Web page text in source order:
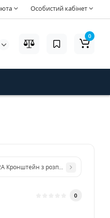
Особистий кабінет
0
90° підсвітка для відеокамери
Кронштейн з розподільною
0